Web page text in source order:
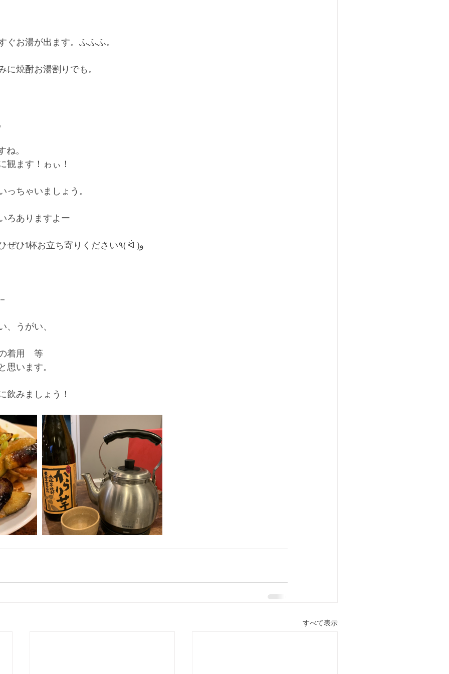
ぐお湯が出ます。ふふふ。
に焼酎お湯割りでも。
ね。
観ます！ゎぃ！
っちゃいましょう。
ろありますよー
お仕事終わったらぜひぜひ1杯お立ち寄りください٩( ᐛ )و
、うがい、
着用　等
思います。
飲みましょう！
すべて表示